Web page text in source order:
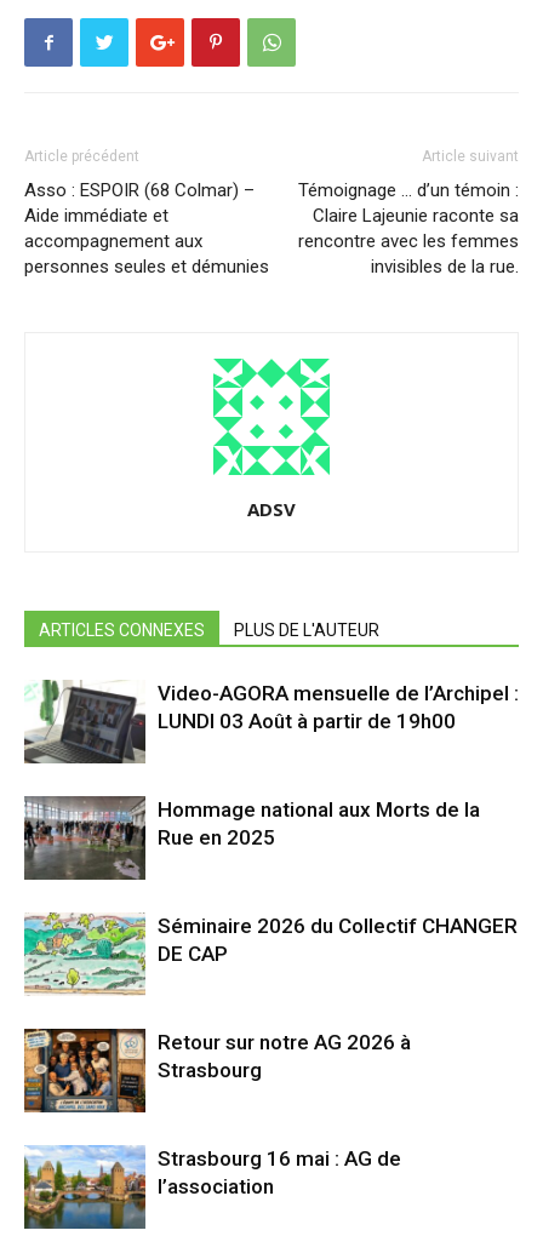
Article précédent
Asso : ESPOIR (68 Colmar) –
Aide immédiate et
accompagnement aux
personnes seules et démunies
Article suivant
Témoignage … d’un témoin :
Claire Lajeunie raconte sa
rencontre avec les femmes
invisibles de la rue.
ADSV
ARTICLES CONNEXES PLUS DE L'AUTEUR
Video-AGORA mensuelle de l’Archipel :
LUNDI 03 Août à partir de 19h00
Hommage national aux Morts de la
Rue en 2025
Séminaire 2026 du Collectif CHANGER
DE CAP
Retour sur notre AG 2026 à
Strasbourg
Strasbourg 16 mai : AG de
l’association